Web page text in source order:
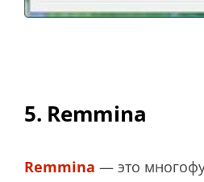
5. Remmina
Remmina — это